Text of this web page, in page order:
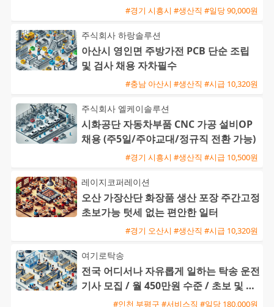
#경기 시흥시 #생산직 #일당 90,000원
주식회사 하랑솔루션
아산시 영인면 주방가전 PCB 단순 조립
및 검사 채용 자차필수
#충남 아산시 #생산직 #시급 10,320원
주식회사 엘케이솔루션
시화공단 자동차부품 CNC 가공 설비OP
채용 (주5일/주야교대/정규직 전환 가능)
#경기 시흥시 #생산직 #시급 10,500원
레이지코퍼레이션
오산 가장산단 화장품 생산 포장 주간고정
초보가능 텃세 없는 편안한 일터
#경기 오산시 #생산직 #시급 10,320원
여기로탁송
전국 어디서나 자유롭게 일하는 탁송 운전
기사 모집 / 월 450만원 수준 / 초보 및 외
국인 환영#인천 부평구 #서비스직 #일당 180,000원